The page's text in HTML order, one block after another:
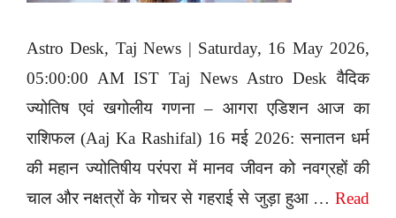
Astro Desk, Taj News | Saturday, 16 May 2026,
05:00:00 AM IST Taj News Astro Desk वैदिक
ज्योतिष एवं खगोलीय गणना – आगरा एडिशन आज का
राशिफल (Aaj Ka Rashifal) 16 मई 2026: सनातन धर्म
की महान ज्योतिषीय परंपरा में मानव जीवन को नवग्रहों की
चाल और नक्षत्रों के गोचर से गहराई से जुड़ा हुआ … Read